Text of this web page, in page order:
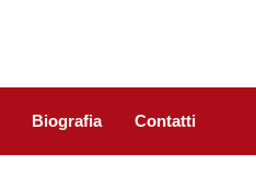
Biografia Contatti